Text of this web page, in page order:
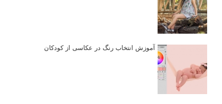
آموزش انتخاب رنگ در عکاسی از کودکان